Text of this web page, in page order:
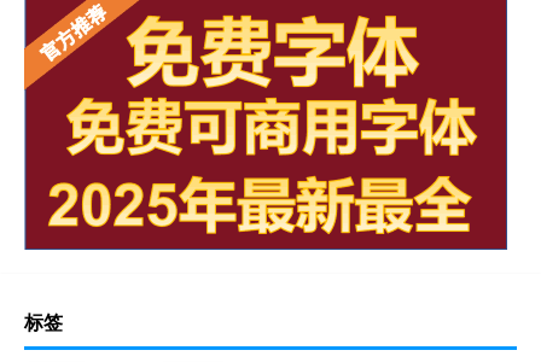
标签